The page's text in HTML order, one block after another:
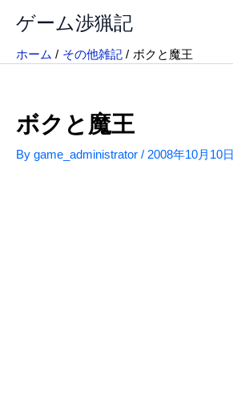
ス
ゲーム渉猟記
ホーム その他雑記 ボクと魔王
ボクと魔王
By game_administrator / 2008年10月10日